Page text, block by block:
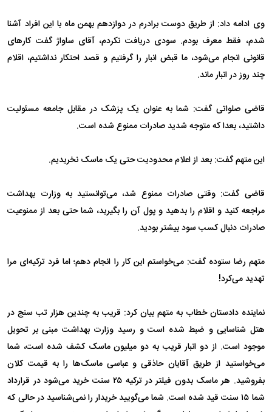
وی ادامه داد: از طریق دوست برادرم در دوازدهم بهمن ماه با این افراد آشنا
شدم، فقط معرف بودم. سودی دریافت نکردم، آقای ساواژ گفت کار‌های
قانونی انجام می‌شود، ما قبض انبار را گرفتیم و قصد احتکار نداشتیم، اقلام
چند روز در انبار ماند.
قاضی صلواتی گفت: شما به عنوان یک پزشک در مقابل جامعه مسئولیت
داشتید، بعدا که متوجه شدید صادرات ممنوع شده است.
این متهم گفت: بعد از اعلام محدودیت حتی یک ماسک نخریدیم.
قاضی گفت: وقتی صادرات ممنوع شد، می‌توانستید به وزارت بهداشت
مراجعه کنید و اقلام را بدهید و پول آن را بگیرید، شما حتی بعد از ممنوعیت
صادرات دنبال کسب سود بیشتر بودید.
متهم رضا ستوده گفت: می‌خواستم این کار را انجام دهم؛ اما فرد ترکیه‌ای مرا
تهدید می‌کرد!
نماینده دادستان خطاب به متهم بیان کرد: قریب به چندین هزار تب سنج در
هتل شناسایی و ضبط شده است و رسید وزارت بهداشت مبنی بر تحویل
موجود است. از دو انبار قریب به دو میلیون ماسک کشف شده است، شما
می‌خواستید از طریق آقایان حاذقی و عباسی ماسک‌ها را به قیمت کلان
بفروشید. هر ماسک بدون فیلتر در ترکیه ۲۵ سنت خرید می‌شود در قرارداد
شما ۱۵ سنت قید شده است. شما می‌گویید خریدار را نمی‌شناسید در حالی که